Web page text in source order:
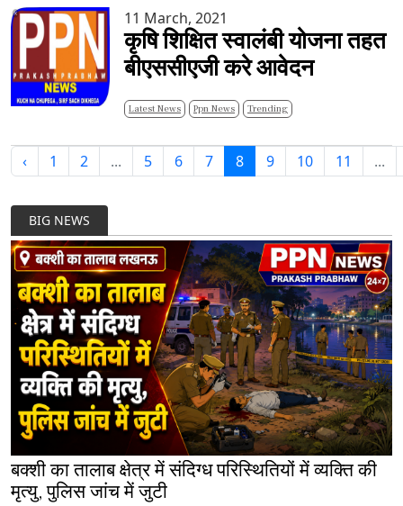
11 March, 2021
कृषि शिक्षित स्वालंबी योजना तहत
बीएससीएजी करे आवेदन
Latest News Ppn News Trending
‹ 1 2 ... 5 6 7 8 9 10 11 ...
BIG NEWS
बक्शी का तालाब क्षेत्र में संदिग्ध परिस्थितियों में व्यक्ति की
मृत्यु, पुलिस जांच में जुटी